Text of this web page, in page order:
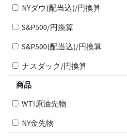
NYダウ(配当込)/円換算
S&P500/円換算
S&P500(配当込)/円換算
ナスダック/円換算
商品
WTI原油先物
NY金先物